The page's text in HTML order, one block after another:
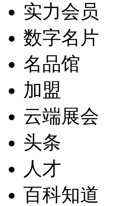
实力会员
数字名片
名品馆
加盟
云端展会
头条
人才
百科知道